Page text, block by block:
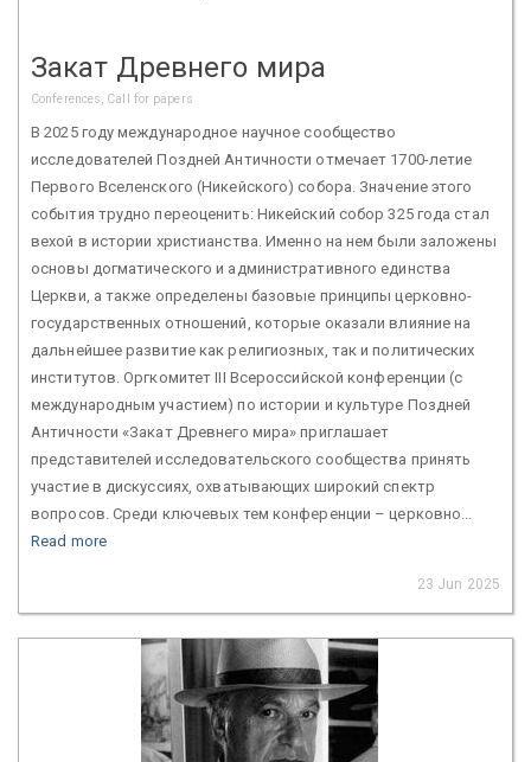
Закат Древнего мира
Conferences, Call for papers
В 2025 году международное научное сообщество
исследователей Поздней Античности отмечает 1700-летие
Первого Вселенского (Никейского) собора. Значение этого
события трудно переоценить: Никейский собор 325 года стал
вехой в истории христианства. Именно на нем были заложены
основы догматического и административного единства
Церкви, а также определены базовые принципы церковно-
государственных отношений, которые оказали влияние на
дальнейшее развитие как религиозных, так и политических
институтов. Оргкомитет III Всероссийской конференции (с
международным участием) по истории и культуре Поздней
Античности «Закат Древнего мира» приглашает
представителей исследовательского сообщества принять
участие в дискуссиях, охватывающих широкий спектр
вопросов. Среди ключевых тем конференции – церковно...
Read more
23 Jun 2025